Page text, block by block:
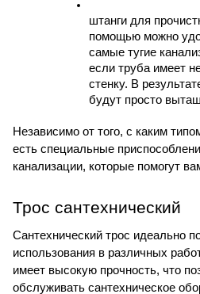
штанги для
помощью можно
самые тугие
если труба имеет
стенку. В
будут просто
Независимо от того, с каким
есть специальные
канализации, которые помогут
Трос сантехнический
Сантехнический трос идеально
использования в различных
имеет высокую прочность, что
обслуживать сантехническое